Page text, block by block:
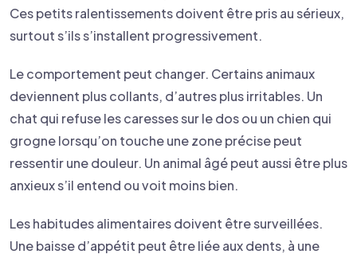
Ces petits ralentissements doivent être pris au sérieux,
surtout s’ils s’installent progressivement.
Le comportement peut changer. Certains animaux
deviennent plus collants, d’autres plus irritables. Un
chat qui refuse les caresses sur le dos ou un chien qui
grogne lorsqu’on touche une zone précise peut
ressentir une douleur. Un animal âgé peut aussi être plus
anxieux s’il entend ou voit moins bien.
Les habitudes alimentaires doivent être surveillées.
Une baisse d’appétit peut être liée aux dents, à une